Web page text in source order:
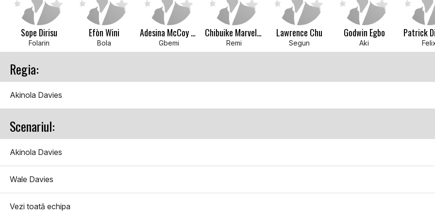
Sope Dirisu
Folarin
Efòn Wini
Bola
Adesina McCoy Babalola
Gbemi
Chibuike Marvelous Egbo
Remi
Lawrence Chu
Segun
Godwin Egbo
Aki
Patrick
Regia:
Akinola Davies
Scenariul:
Akinola Davies
Wale Davies
Vezi toată echipa